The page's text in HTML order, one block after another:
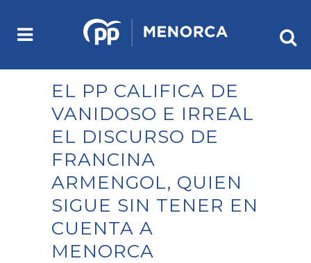
EL PP CALIFICA DE
VANIDOSO E IRREAL
EL DISCURSO DE
FRANCINA
ARMENGOL, QUIEN
SIGUE SIN TENER EN
CUENTA A
MENORCA